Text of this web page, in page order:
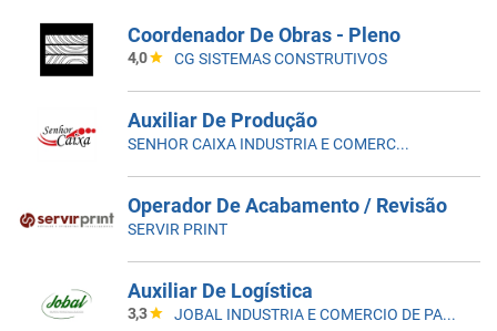
Coordenador De Obras - Pleno
4,0 CG SISTEMAS CONSTRUTIVOS
Auxiliar De Produção
SENHOR CAIXA INDUSTRIA E COMERCIO DE EMBALAGENS LTDA
Operador De Acabamento / Revisão
SERVIR PRINT
Auxiliar De Logística
3,3 JOBAL INDUSTRIA E COMERCIO DE PAPEIS